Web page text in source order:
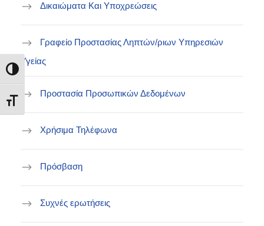
Εναλλαγή Υψηλής Αντίθεσης
Εναλλαγή Μεγέθους Γραμμάτων
Δικαιώματα Και Υποχρεώσεις
Γραφείο Προστασίας Ληπτών/ριων Υπηρεσιών
Υγείας
Προστασία Προσωπικών Δεδομένων
Χρήσιμα Τηλέφωνα
Πρόσβαση
Συχνές ερωτήσεις